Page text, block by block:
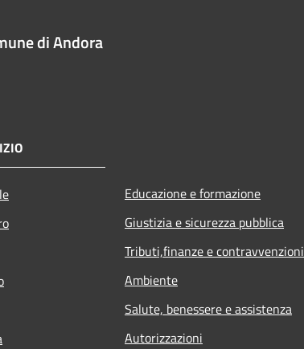
di Andora
Educazione e formazione
Giustizia e sicurezza pubblica
Tributi,finanze e contravvenzioni
Ambiente
Salute, benessere e assistenza
Autorizzazioni